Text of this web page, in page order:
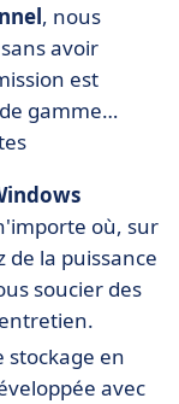
, nous
avoir
est
gamme
où, sur
la puissance
soucier des
stockage en
avec